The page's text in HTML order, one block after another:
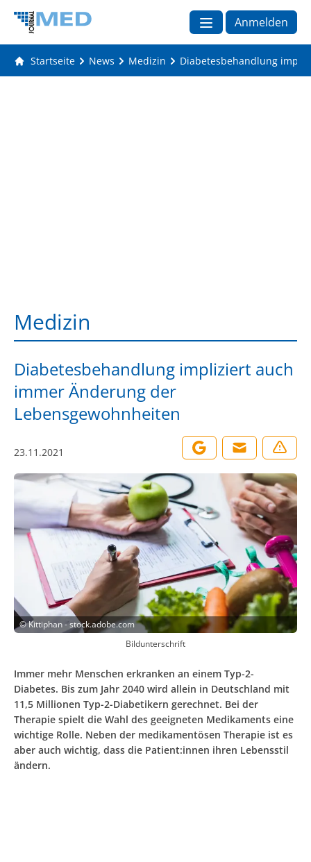
Anmelden
Startseite News Medizin Diabetesbehandlung
Medizin
Diabetesbehandlung impliziert auch
immer Änderung der
Lebensgewohnheiten
23.11.2021
©Kittiphan - stock.adobe.com
Bildunterschrift
Immer mehr Menschen erkranken an einem Typ-2-
Diabetes. Bis zum Jahr 2040 wird allein in Deutschland mit
11,5 Millionen Typ-2-Diabetikern gerechnet. Bei der
Therapie spielt die Wahl des geeigneten Medikaments eine
wichtige Rolle. Neben der medikamentösen Therapie ist es
aber auch wichtig, dass die Patient:innen ihren Lebensstil
ändern.